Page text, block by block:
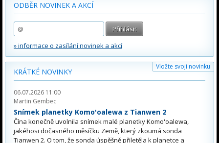
ODBĚR NOVINEK A AKCÍ
» informace o zasílání novinek a akcí
Vložte svoji novinku
KRÁTKÉ NOVINKY
06.07.2026 11:00
Martin Gembec
Snímek planetky Komo'oalewa z Tianwen 2
Čína konečně uvolnila snímek malé planetky Komo'oalewa,
jakéhosi dočasného měsíčku Země, který zkoumá sonda
Tianwen 2. O tom, že sonda úspěšně přiletěla k planetce a